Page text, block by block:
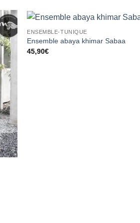
à la liste
ENSEMBLE-TUNIQUE
Ensemble abaya khimar Sabaa
45,90€